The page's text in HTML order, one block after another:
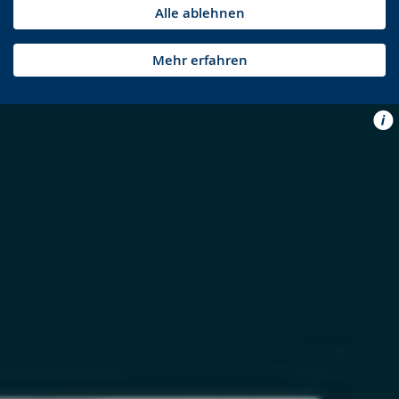
Alle ablehnen
Mehr erfahren